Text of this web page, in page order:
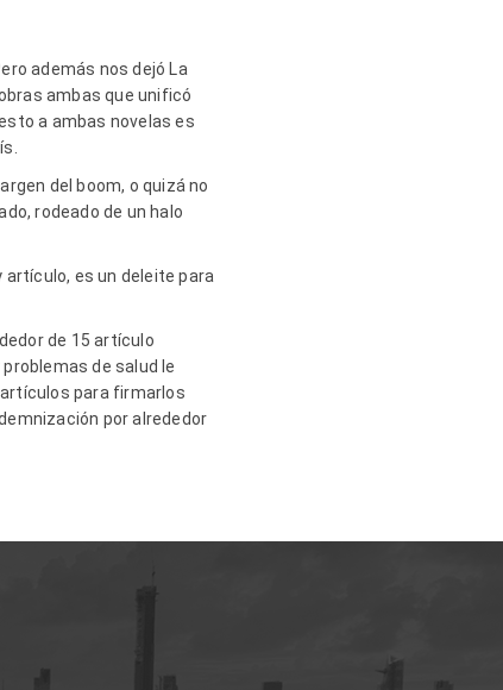
además nos dejó La
ambas que unificó
a ambas novelas es
del boom, o quizá no
rodeado de un halo
es un deleite para
de 15 artículo
de salud le
para firmarlos
por alrededor